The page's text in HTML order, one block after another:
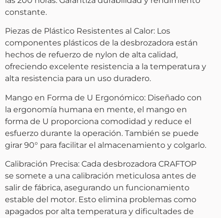
constante.
Piezas de Plástico Resistentes al Calor: Los
componentes plásticos de la desbrozadora están
hechos de refuerzo de nylon de alta calidad,
ofreciendo excelente resistencia a la temperatura y
alta resistencia para un uso duradero.
Mango en Forma de U Ergonómico: Diseñado con
la ergonomía humana en mente, el mango en
forma de U proporciona comodidad y reduce el
esfuerzo durante la operación. También se puede
girar 90° para facilitar el almacenamiento y colgarlo.
Calibración Precisa: Cada desbrozadora CRAFTOP
se somete a una calibración meticulosa antes de
salir de fábrica, asegurando un funcionamiento
estable del motor. Esto elimina problemas como
apagados por alta temperatura y dificultades de